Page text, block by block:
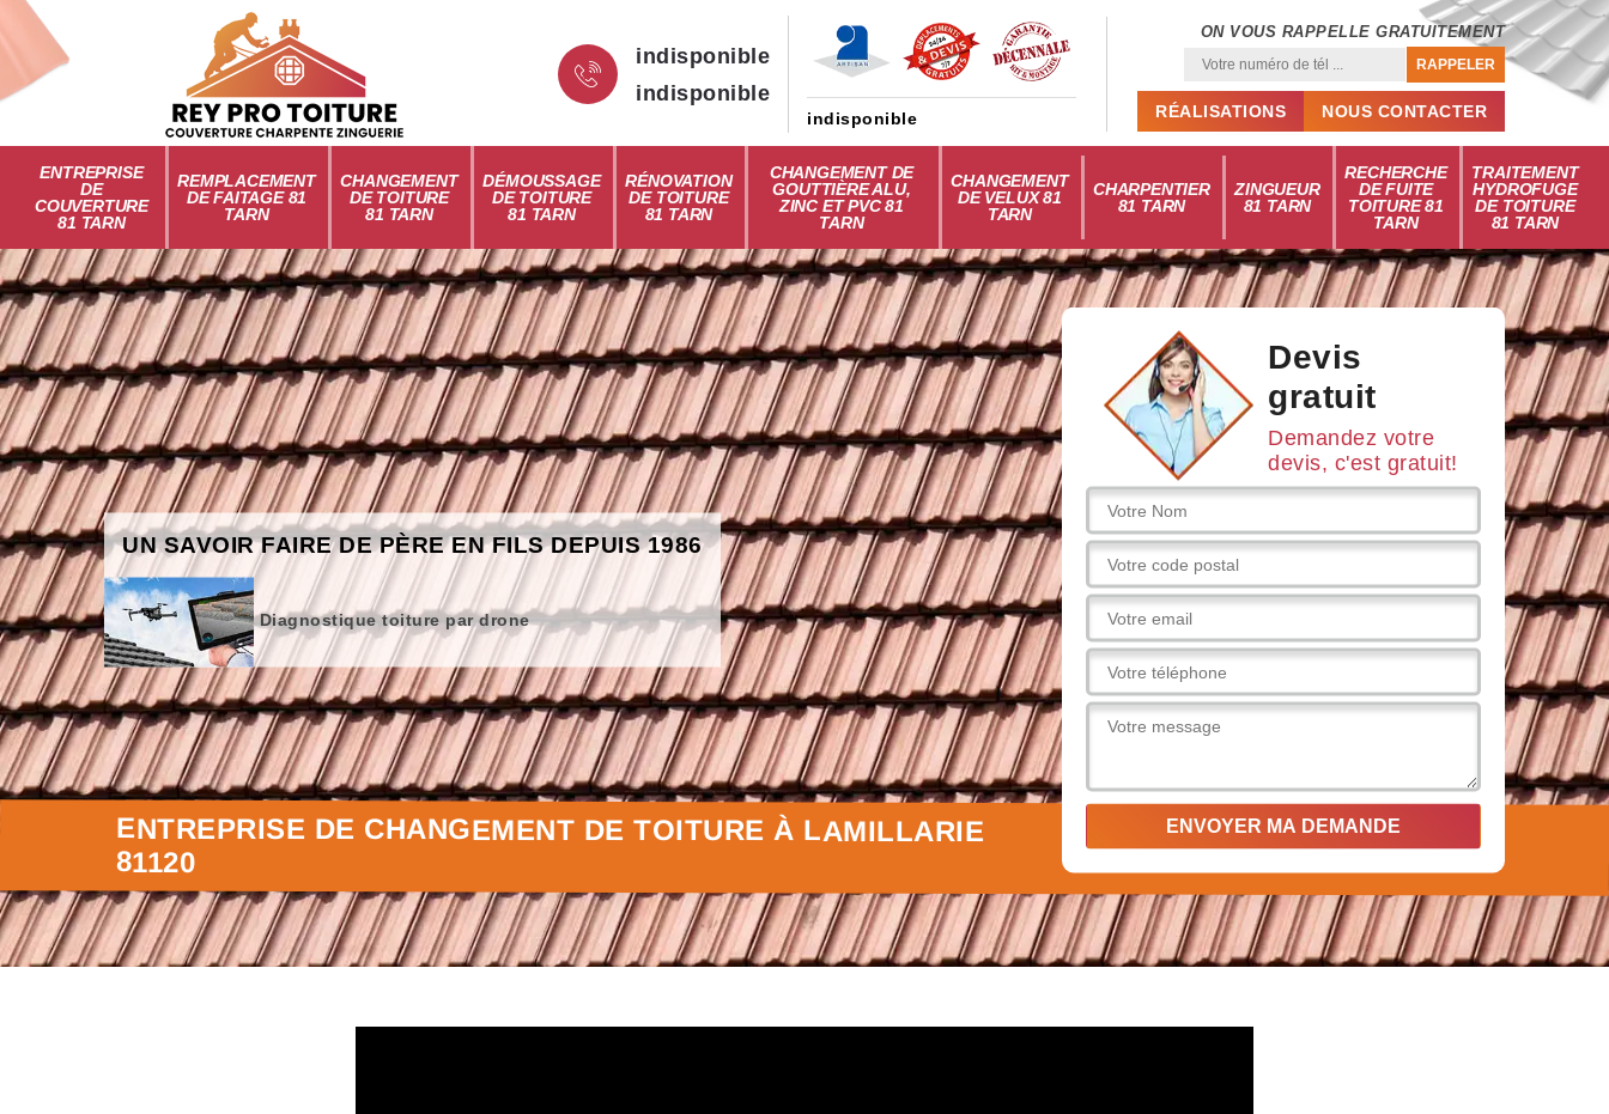
indisponible
indisponible
indisponible
ON VOUS RAPPELLE GRATUITEMENT
RÉALISATIONS NOUS CONTACTER
ENTREPRISE
DE
COUVERTURE
81 TARN
REMPLACEMENT
DE FAITAGE 81
TARN
CHANGEMENT
DE TOITURE
81 TARN
DÉMOUSSAGE
DE TOITURE
81 TARN
RÉNOVATION
DE TOITURE
81 TARN
CHANGEMENT DE
GOUTTIÈRE ALU,
ZINC ET PVC 81
TARN
CHANGEMENT
DE VELUX 81
TARN
CHARPENTIER
81 TARN
ZINGUEUR
81 TARN
RECHERCHE
DE FUITE
TOITURE 81
TARN
TRAITEMENT
HYDROFUGE
DE TOITURE
81 TARN
UN SAVOIR FAIRE DE PÈRE EN FILS DEPUIS 1986
Diagnostique toiture par drone
Devis
gratuit
Demandez votre
devis, c'est gratuit!
ENTREPRISE DE CHANGEMENT DE TOITURE À LAMILLARIE
81120